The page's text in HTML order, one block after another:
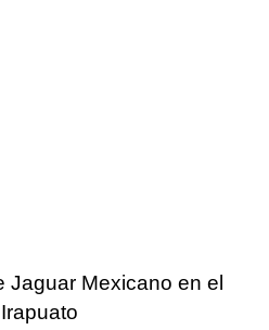
Jaguar Mexicano en el